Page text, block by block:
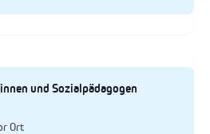
und Sozialpädagogen
Ort